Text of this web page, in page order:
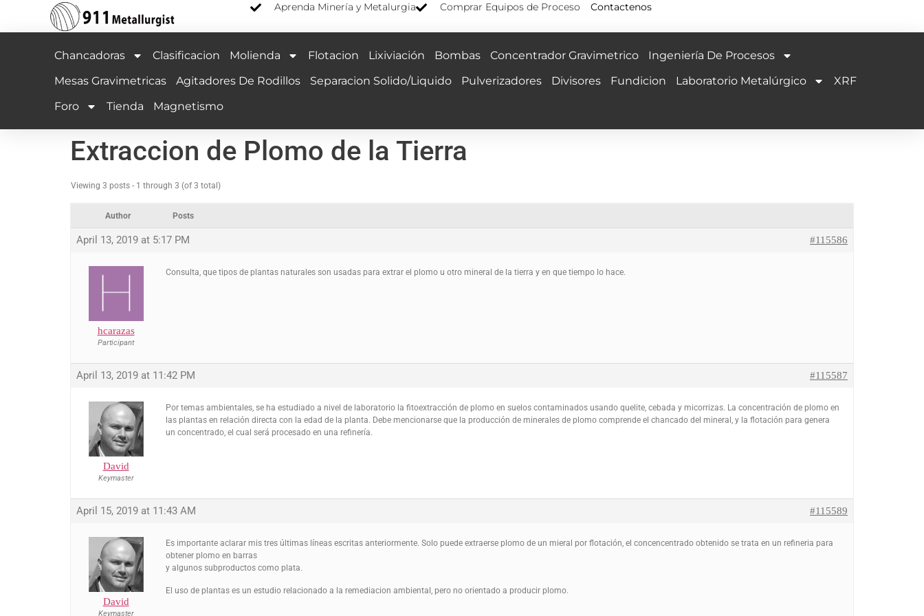
Aprenda Minería y Metalurgia Comprar Equipos de Proceso Contactenos
Chancadoras Clasificacion Molienda Flotacion Lixiviación Bombas Concentrador Gravimetrico
Ingeniería De Procesos
Mesas Gravimetricas
Agitadores De Rodillos Separacion Solido/Liquido Pulverizadores Divisores Fundicion Laboratorio Metalúrgico
XRF
Foro
Tienda Magnetismo
Extraccion de Plomo de la Tierra
Viewing 3 posts - 1 through 3 (of 3 total)
Author Posts
April 13, 2019 at 5:17 PM #115586
hcarazas
Participant
Consulta, que tipos de plantas naturales son usadas para extrar el plomo u otro mineral de la tierra y en que tiempo lo hace.
April 13, 2019 at 11:42 PM #115587
David
Keymaster
Por temas ambientales, se ha estudiado a nivel de laboratorio la fitoextracción de plomo en suelos contaminados usando quelite, cebada y micorrizas. La concentración de plomo en
las plantas en relación directa con la edad de la planta. Debe mencionarse que la producción de minerales de plomo comprende el chancado del mineral, y la flotación para genera
un concentrado, el cual será procesado en una refinería.
April 15, 2019 at 11:43 AM #115589
David
Keymaster
Es importante aclarar mis tres últimas líneas escritas anteriormente. Solo puede extraerse plomo de un mieral por flotación, el concencentrado obtenido se trata en un refineria para
obtener plomo en barras
y algunos subproductos como plata.
El uso de plantas es un estudio relacionado a la remediacion ambiental, pero no orientado a producir plomo.